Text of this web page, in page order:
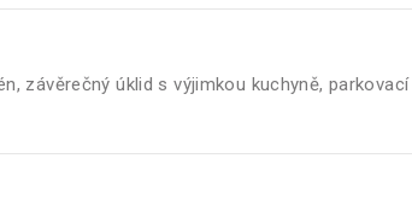
závěrečný úklid s výjimkou kuchyně,